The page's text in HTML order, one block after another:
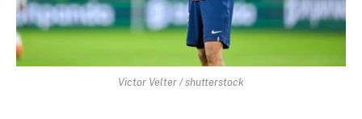
Victor Velter / shutterstock